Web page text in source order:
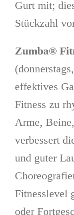
Gurt mit;
Stückzahl
Zumba®
effektives
Fitness zu
Arme,
verbessert
und guter
Fitnesslevel
oder